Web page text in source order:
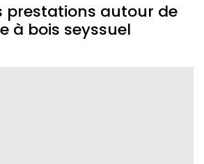
prestations autour de
à bois seyssuel